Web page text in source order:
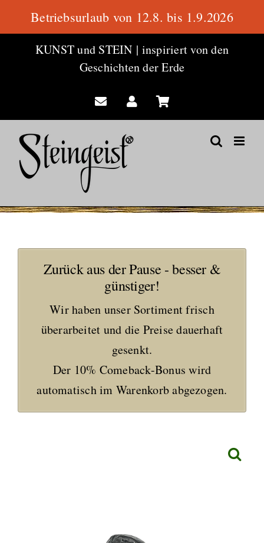
KUNST und STEIN | inspiriert von den
Geschichten der Erde
Zurück aus der Pause - besser &
günstiger!
Wir haben unser Sortiment frisch
überarbeitet und die Preise dauerhaft
gesenkt.
Der 10% Comeback-Bonus wird
automatisch im Warenkorb abgezogen.
Betriebsurlaub von 12.8. bis 1.9.2026